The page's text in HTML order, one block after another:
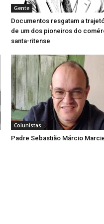
Gente
Documentos resgatam a
de um dos pioneiros do
santa-ritense
Colunistas
Padre Sebastião Márcio